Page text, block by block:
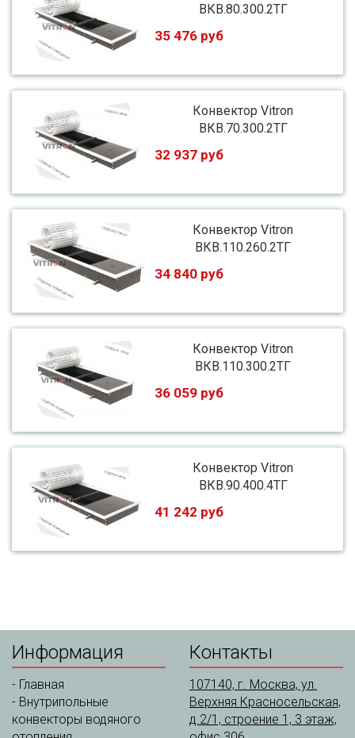
ВКВ.80.300.2ТГ
35 476 руб
Конвектор Vitron
ВКВ.70.300.2ТГ
32 937 руб
Конвектор Vitron
ВКВ.110.260.2ТГ
34 840 руб
Конвектор Vitron
ВКВ.110.300.2ТГ
36 059 руб
Конвектор Vitron
ВКВ.90.400.4ТГ
41 242 руб
Информация
- Главная
- Внутрипольные
конвекторы водяного
Контакты
107140, г. Москва, ул.
Верхняя Красносельская,
д.2/1, строение 1, 3 этаж,